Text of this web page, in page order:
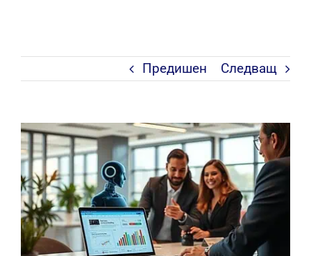
Предишен Следващ
View
Larger
Image